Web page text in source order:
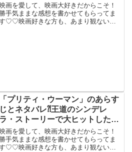
画を愛して、映画大好きだからこそ！
勝手気ままな感想を書かせてもらってま
♡♡映画好きな方も、あまり観ない方
「プリティ・ウーマン」のあらす
じとネタバレ⁈王道のシンデレ
ラ・ストーリーで大ヒットしたラ
コメ。
画を愛して、映画大好きだからこそ！
勝手気ままな感想を書かせてもらってま
♡♡映画好きな方も、あまり観ない方